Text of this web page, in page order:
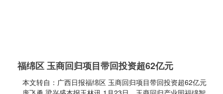
福绵区 玉商回归项目带回投资超62亿元
本文转自：广西日报福绵区 玉商回归项目带回投资超62亿元